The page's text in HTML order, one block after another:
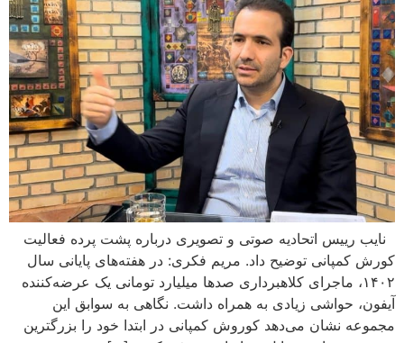
نایب رییس اتحادیه صوتی و تصویری درباره پشت پرده فعالیت
کورش کمپانی توضیح داد. مریم فکری: در هفته‌های پایانی سال
۱۴۰۲، ماجرای کلاهبرداری صدها میلیارد تومانی یک عرضه‌کننده
آیفون، حواشی زیادی به همراه داشت. نگاهی به سوابق این
مجموعه نشان می‌دهد کوروش کمپانی در ابتدا خود را بزرگترین